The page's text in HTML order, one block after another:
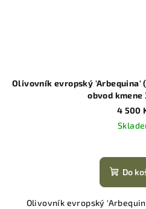
Olivovník evropský 'Arbequina'
obvod kmene
4 500
Do
Olivovník evropský